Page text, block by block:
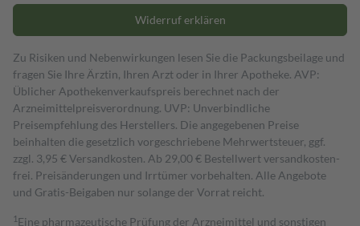
Widerruf erklären
Zu Risiken und Nebenwirkungen lesen Sie die Packungsbeilage und
fragen Sie Ihre Ärztin, Ihren Arzt oder in Ihrer Apotheke. AVP:
Üblicher Apothekenverkaufspreis berechnet nach der
Arzneimittelpreisverordnung. UVP: Unverbindliche
Preisempfehlung des Herstellers. Die angegebenen Preise
beinhalten die gesetzlich vorgeschriebene Mehrwertsteuer, ggf.
zzgl. 3,95 € Versandkosten. Ab 29,00 € Bestell­wert versand­kosten­
frei. Preisänderungen und Irrtümer vorbehalten. Alle Angebote
und Gratis-Beigaben nur solange der Vorrat reicht.
1 Eine pharmazeutische Prüfung der Arzneimittel und sonstigen